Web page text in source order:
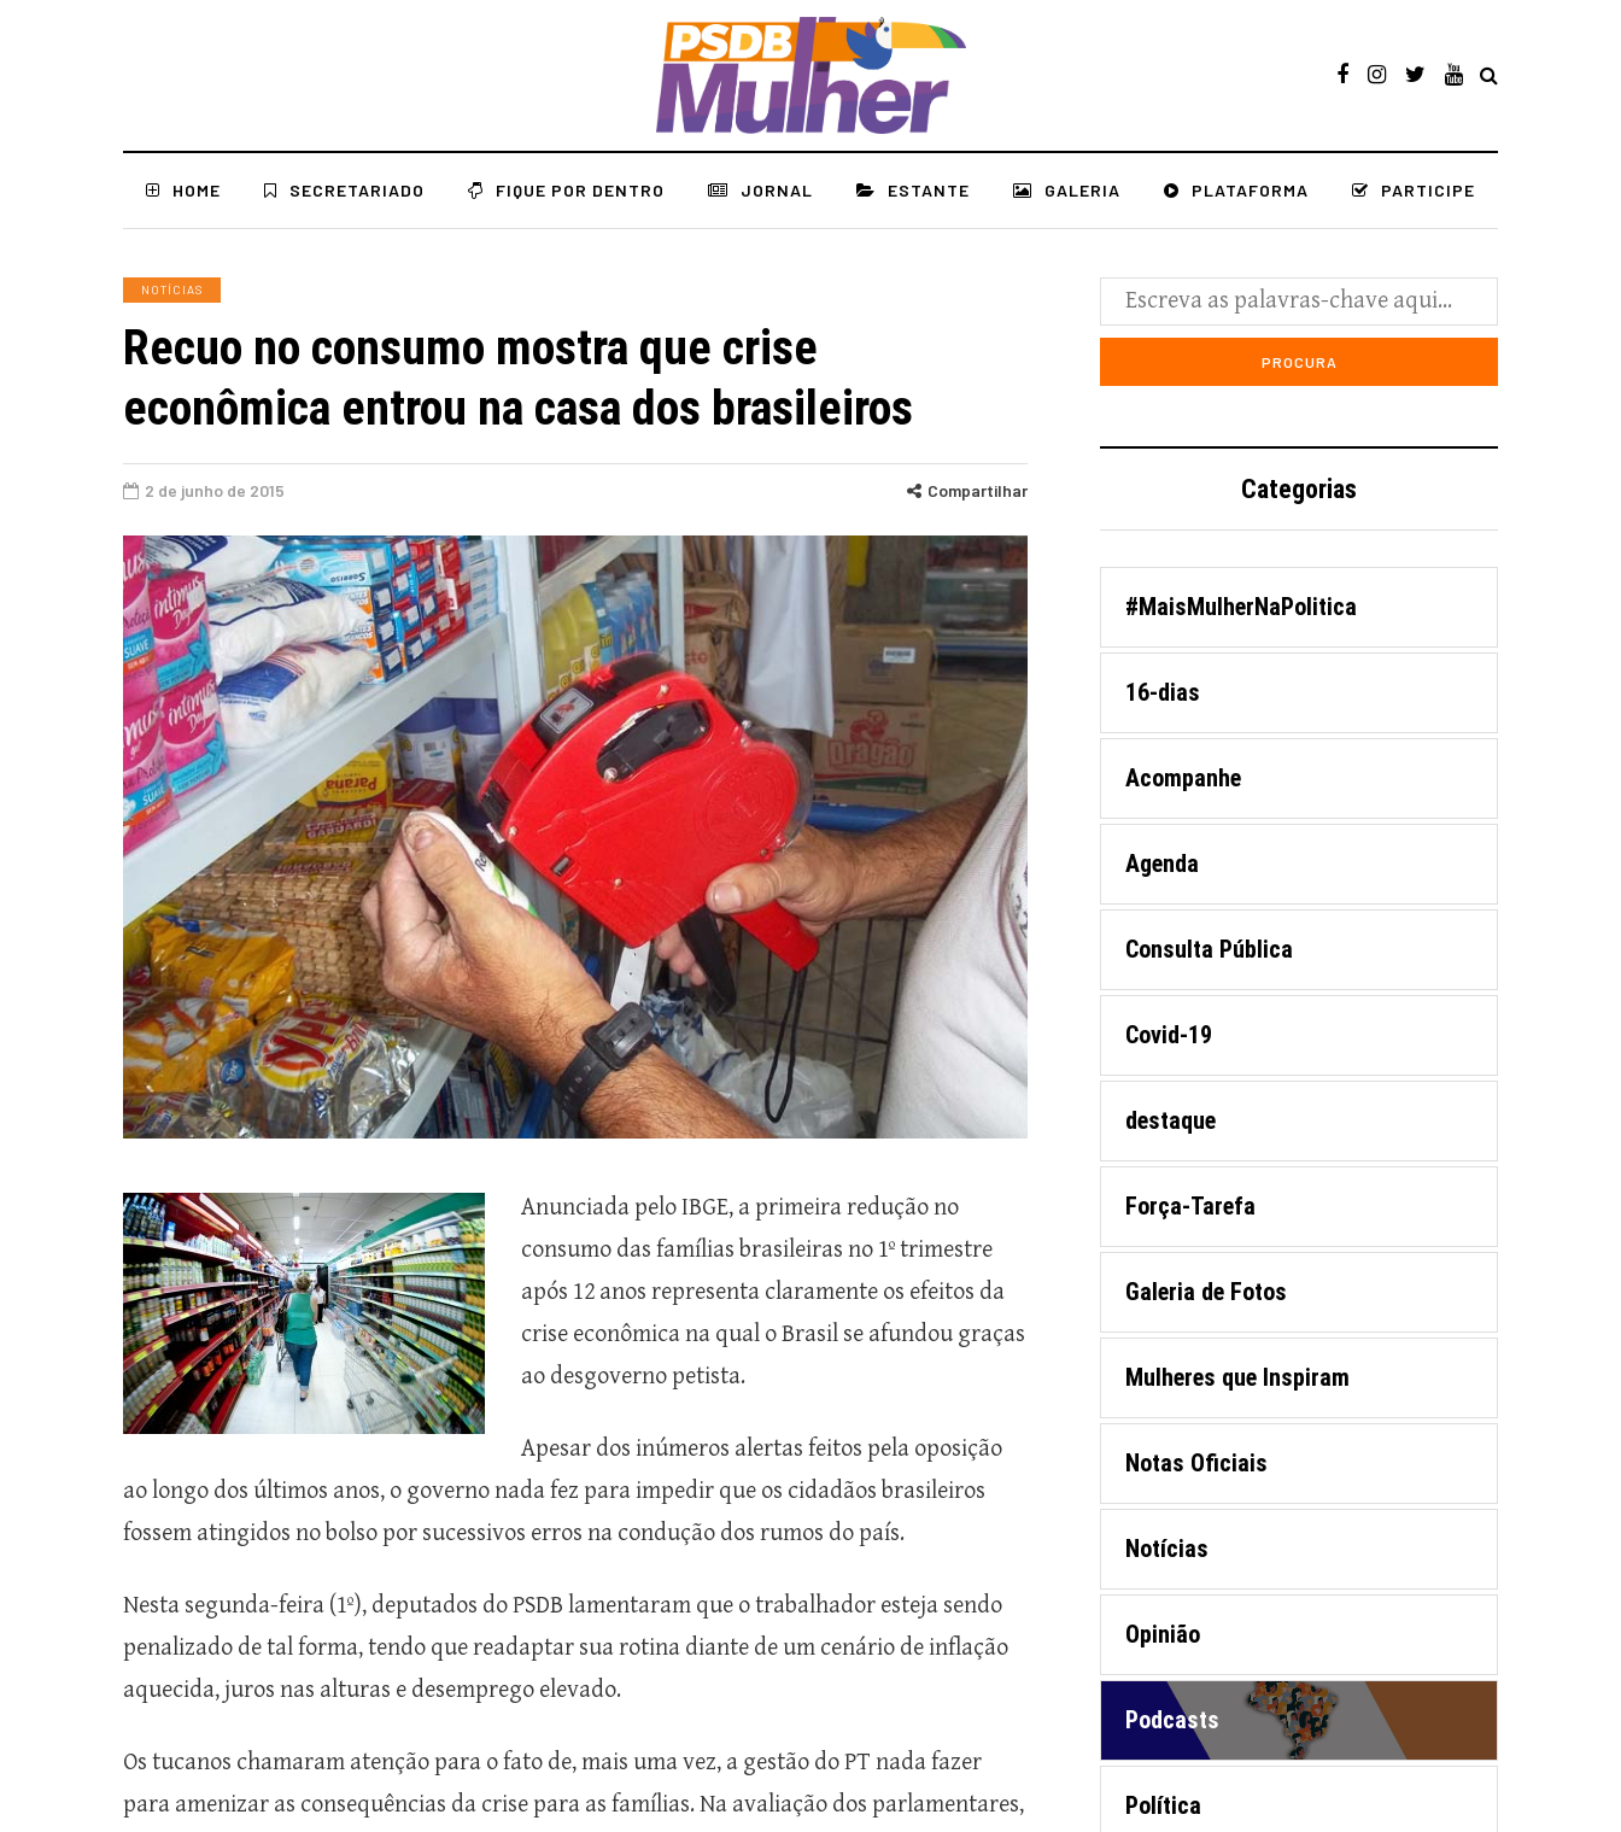
HOME SECRETARIADO FIQUE POR DENTRO JORNAL ESTANTE GALERIA PLATAFORMA PARTICIPE
NOTÍCIAS
Recuo no consumo mostra que crise
econômica entrou na casa dos brasileiros
2 de junho de 2015 Compartilhar
Anunciada pelo IBGE, a primeira redução no
consumo das famílias brasileiras no 1º trimestre
após 12 anos representa claramente os efeitos da
crise econômica na qual o Brasil se afundou graças
ao desgoverno petista.
Apesar dos inúmeros alertas feitos pela oposição
ao longo dos últimos anos, o governo nada fez para impedir que os cidadãos brasileiros
fossem atingidos no bolso por sucessivos erros na condução dos rumos do país.
Nesta segunda-feira (1º), deputados do PSDB lamentaram que o trabalhador esteja sendo
penalizado de tal forma, tendo que readaptar sua rotina diante de um cenário de inflação
aquecida, juros nas alturas e desemprego elevado.
Os tucanos chamaram atenção para o fato de, mais uma vez, a gestão do PT nada fazer
para amenizar as consequências da crise para as famílias. Na avaliação dos parlamentares,
Categorias
#MaisMulherNaPolitica
16-dias
Acompanhe
Agenda
Consulta Pública
Covid-19
destaque
Força-Tarefa
Galeria de Fotos
Mulheres que Inspiram
Notas Oficiais
Notícias
Opinião
Podcasts
Política